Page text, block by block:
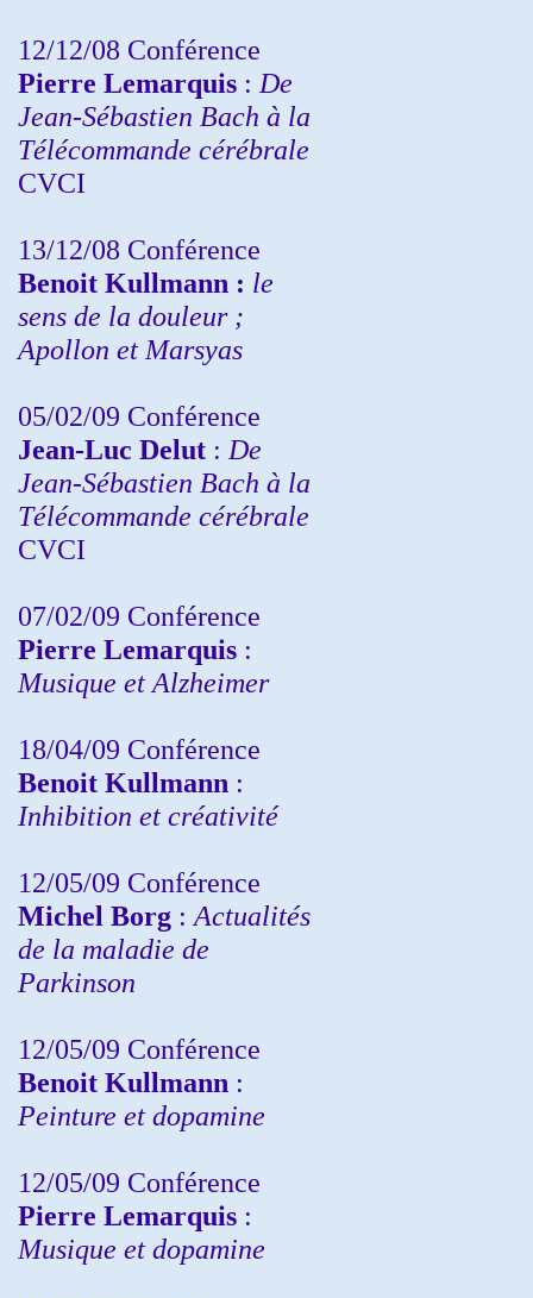
12/12/08 Conférence
Pierre Lemarquis : De
Jean-Sébastien Bach à la
Télécommande cérébrale
CVCI
13/12/08 Conférence
Benoit Kullmann : le
sens de la douleur ;
Apollon et Marsyas
05/02/09 Conférence
Jean-Luc Delut : De
Jean-Sébastien Bach à la
Télécommande cérébrale
CVCI
07/02/09 Conférence
Pierre Lemarquis :
Musique et Alzheimer
18/04/09 Conférence
Benoit Kullmann :
Inhibition et créativité
12/05/09 Conférence
Michel Borg : Actualités
de la maladie de
Parkinson
12/05/09 Conférence
Benoit Kullmann :
Peinture et dopamine
12/05/09 Conférence
Pierre Lemarquis :
Musique et dopamine